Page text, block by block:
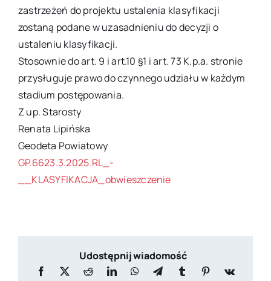
zastrzeżeń do projektu ustalenia klasyfikacji
zostaną podane w uzasadnieniu do decyzji o
ustaleniu klasyfikacji.
Stosownie do art. 9 i art.10 §1 i art. 73 K.p.a. stronie
przysługuje prawo do czynnego udziału w każdym
stadium postępowania.
Z up. Starosty
Renata Lipińska
Geodeta Powiatowy
GP.6623.3.2025.RL_-
__KLASYFIKACJA_obwieszczenie
Udostępnij wiadomość